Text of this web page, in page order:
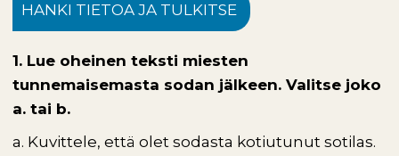
HANKI TIETOA JA TULKITSE
1. Lue oheinen teksti miesten
tunnemaisemasta sodan jälkeen. Valitse joko
a. tai b.
a. Kuvittele, että olet sodasta kotiutunut sotilas.